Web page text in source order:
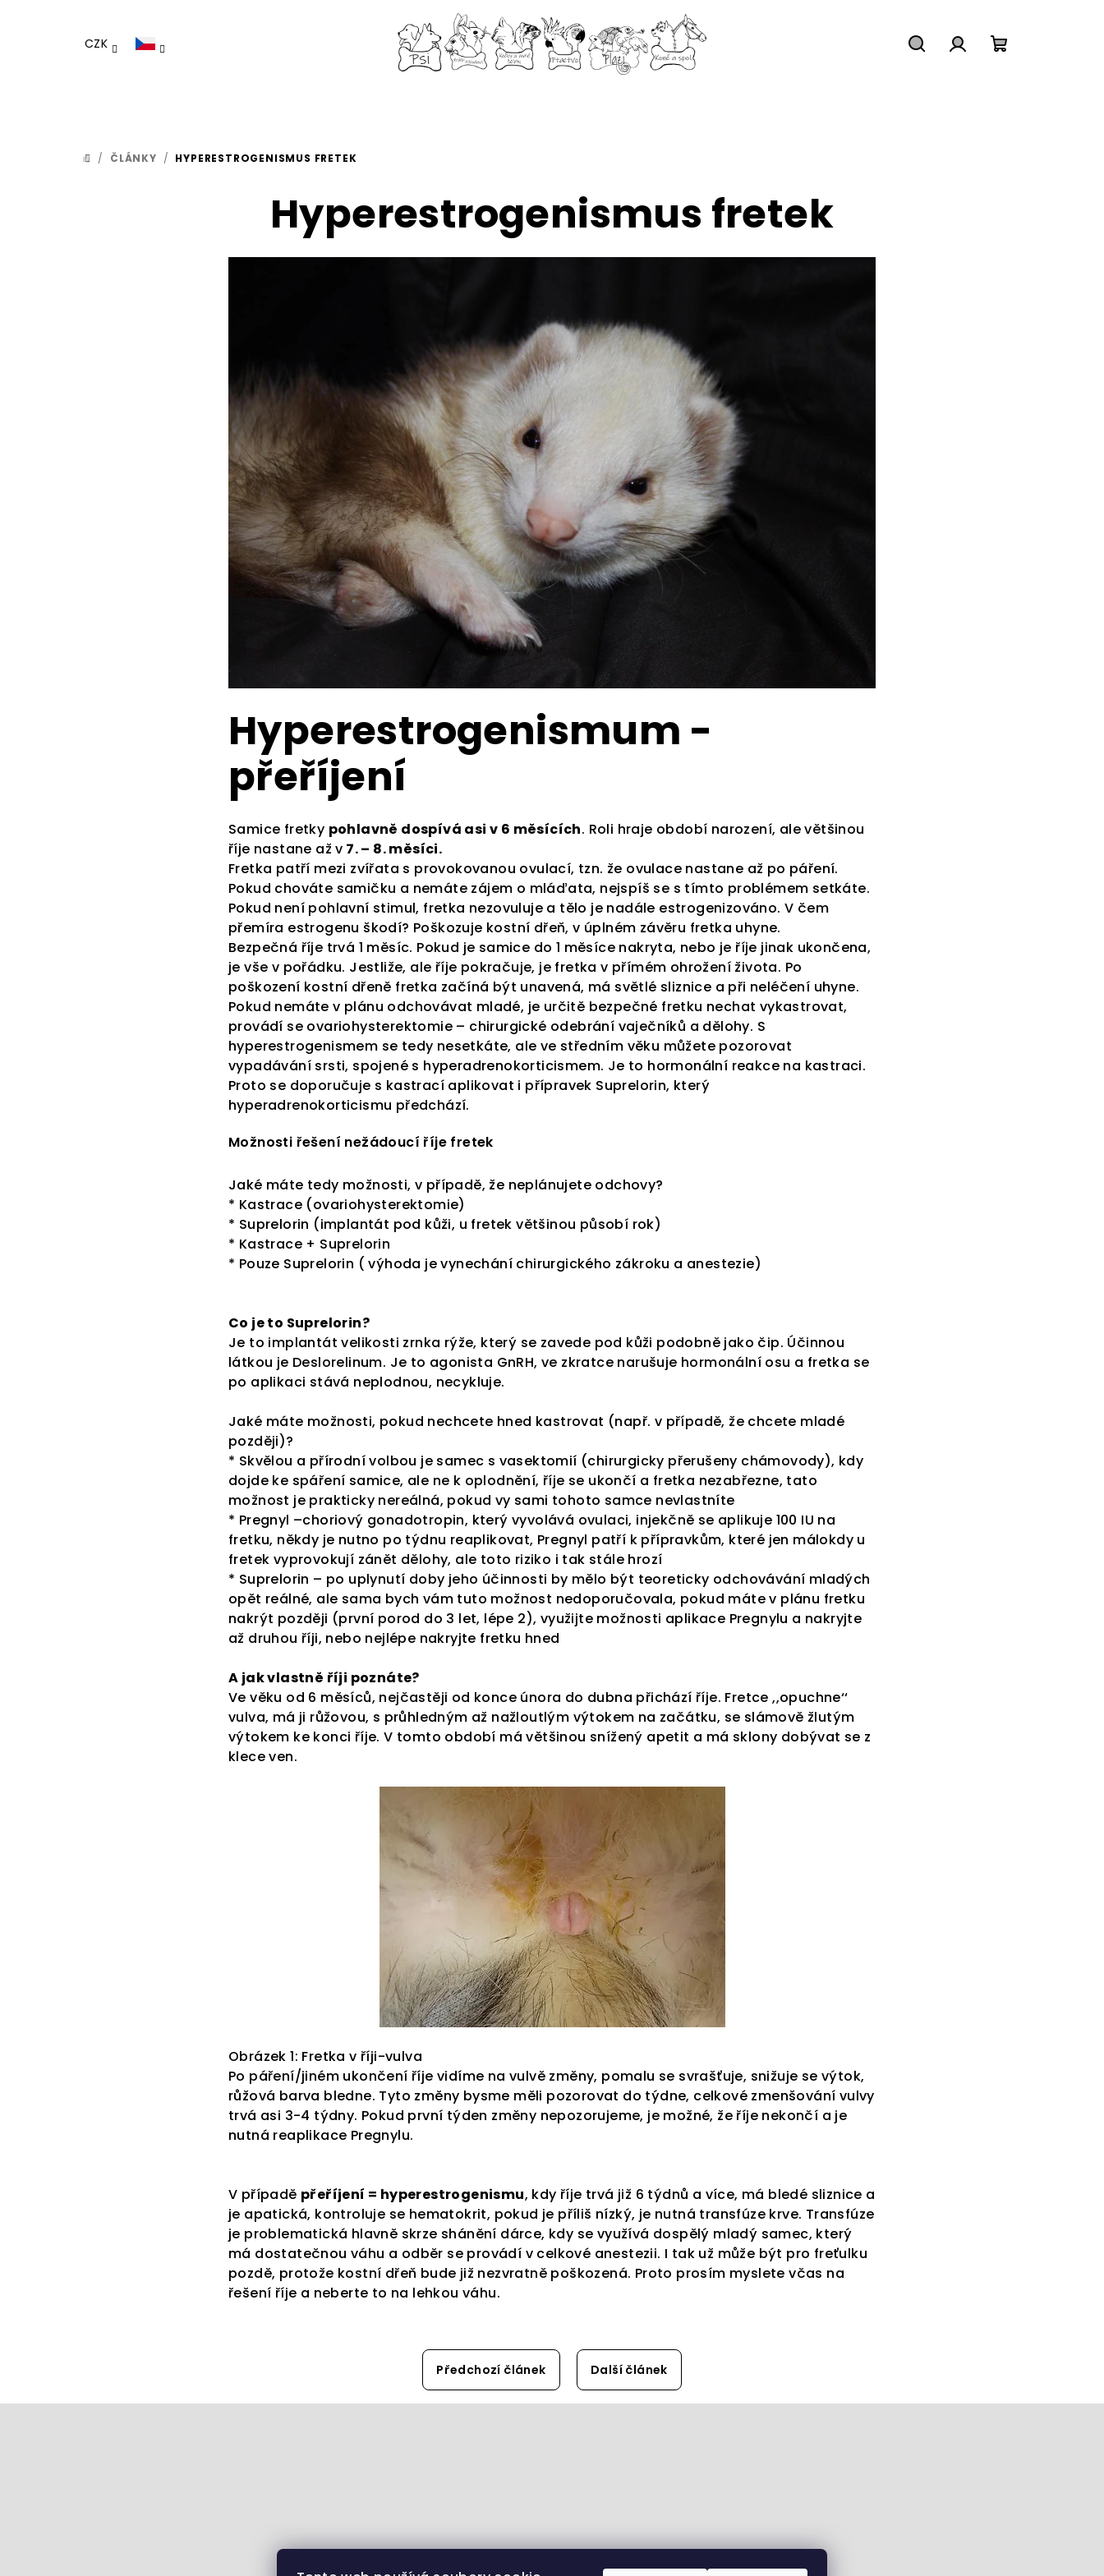
CZK
DOMŮ
/ ČLÁNKY / HYPERESTROGENISMUS FRETEK
Hyperestrogenismus fretek
Hyperestrogenismum -
přeříjení
Samice fretky pohlavně dospívá asi v 6 měsících. Roli hraje období narození, ale většinou
říje nastane až v 7. – 8. měsíci.
Fretka patří mezi zvířata s provokovanou ovulací, tzn. že ovulace nastane až po páření.
Pokud chováte samičku a nemáte zájem o mláďata, nejspíš se s tímto problémem setkáte.
Pokud není pohlavní stimul, fretka nezovuluje a tělo je nadále estrogenizováno. V čem
přemíra estrogenu škodí? Poškozuje kostní dřeň, v úplném závěru fretka uhyne.
Bezpečná říje trvá 1 měsíc. Pokud je samice do 1 měsíce nakryta, nebo je říje jinak ukončena,
je vše v pořádku. Jestliže, ale říje pokračuje, je fretka v přímém ohrožení života. Po
poškození kostní dřeně fretka začíná být unavená, má světlé sliznice a při neléčení uhyne.
Pokud nemáte v plánu odchovávat mladé, je určitě bezpečné fretku nechat vykastrovat,
provádí se ovariohysterektomie – chirurgické odebrání vaječníků a dělohy. S
hyperestrogenismem se tedy nesetkáte, ale ve středním věku můžete pozorovat
vypadávání srsti, spojené s hyperadrenokorticismem. Je to hormonální reakce na kastraci.
Proto se doporučuje s kastrací aplikovat i přípravek Suprelorin, který
hyperadrenokorticismu předchází.
Možnosti řešení nežádoucí říje fretek
Jaké máte tedy možnosti, v případě, že neplánujete odchovy?
* Kastrace (ovariohysterektomie)
* Suprelorin (implantát pod kůži, u fretek většinou působí rok)
* Kastrace + Suprelorin
* Pouze Suprelorin ( výhoda je vynechání chirurgického zákroku a anestezie)
Co je to Suprelorin?
Je to implantát velikosti zrnka rýže, který se zavede pod kůži podobně jako čip. Účinnou
látkou je Deslorelinum. Je to agonista GnRH, ve zkratce narušuje hormonální osu a fretka se
po aplikaci stává neplodnou, necykluje.
Jaké máte možnosti, pokud nechcete hned kastrovat (např. v případě, že chcete mladé
později)?
* Skvělou a přírodní volbou je samec s vasektomií (chirurgicky přerušeny chámovody), kdy
dojde ke spáření samice, ale ne k oplodnění, říje se ukončí a fretka nezabřezne, tato
možnost je prakticky nereálná, pokud vy sami tohoto samce nevlastníte
* Pregnyl –choriový gonadotropin, který vyvolává ovulaci, injekčně se aplikuje 100 IU na
fretku, někdy je nutno po týdnu reaplikovat, Pregnyl patří k přípravkům, které jen málokdy u
fretek vyprovokují zánět dělohy, ale toto riziko i tak stále hrozí
* Suprelorin – po uplynutí doby jeho účinnosti by mělo být teoreticky odchovávání mladých
opět reálné, ale sama bych vám tuto možnost nedoporučovala, pokud máte v plánu fretku
nakrýt později (první porod do 3 let, lépe 2), využijte možnosti aplikace Pregnylu a nakryjte
až druhou říji, nebo nejlépe nakryjte fretku hned
A jak vlastně říji poznáte?
Ve věku od 6 měsíců, nejčastěji od konce února do dubna přichází říje. Fretce ,,opuchne‘‘
vulva, má ji růžovou, s průhledným až nažloutlým výtokem na začátku, se slámově žlutým
výtokem ke konci říje. V tomto období má většinou snížený apetit a má sklony dobývat se z
klece ven.
Obrázek 1: Fretka v říji-vulva
Po páření/jiném ukončení říje vidíme na vulvě změny, pomalu se svrašťuje, snižuje se výtok,
růžová barva bledne. Tyto změny bysme měli pozorovat do týdne, celkové zmenšování vulvy
trvá asi 3-4 týdny. Pokud první týden změny nepozorujeme, je možné, že říje nekončí a je
nutná reaplikace Pregnylu.
V případě přeříjení = hyperestrogenismu, kdy říje trvá již 6 týdnů a více, má bledé sliznice a
je apatická, kontroluje se hematokrit, pokud je příliš nízký, je nutná transfúze krve. Transfúze
je problematická hlavně skrze shánění dárce, kdy se využívá dospělý mladý samec, který
má dostatečnou váhu a odběr se provádí v celkové anestezii. I tak už může být pro freťulku
pozdě, protože kostní dřeň bude již nezvratně poškozená. Proto prosím myslete včas na
řešení říje a neberte to na lehkou váhu.
Předchozí článek Další článek